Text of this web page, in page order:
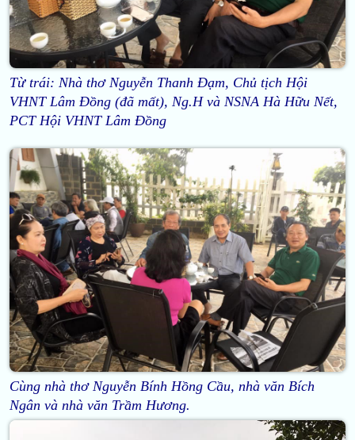
Từ trái: Nhà thơ Nguyễn Thanh Đạm, Chủ tịch Hội
VHNT Lâm Đồng (đã mất), Ng.H và NSNA Hà Hữu Nết,
PCT Hội VHNT Lâm Đồng
Cùng nhà thơ Nguyễn Bính Hồng Cầu, nhà văn Bích
Ngân và nhà văn Trầm Hương.